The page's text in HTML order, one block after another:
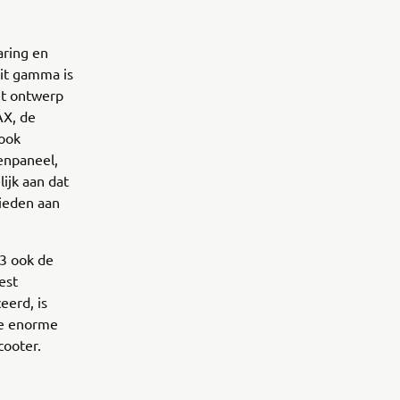
en
gamma is
ontwerp
de
aan dat
aan
ook de
is
enorme